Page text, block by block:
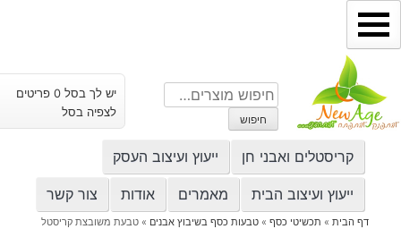
דילוג
לתוכן
חיפוש
עבור:
חיפוש
יש לך בסל 0 פריטים
לצפיה בסל
קריסטלים ואבני חן ייעוץ ועיצוב העסק
ייעוץ ועיצוב הבית מאמרים אודות צור קשר
דף הבית» תכשיטי כסף» טבעות כסף בשיבוץ אבנים » טבעת משובצת קריסטל